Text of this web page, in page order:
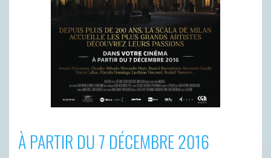
À PARTIR DU 7 DÉCEMBRE 2016